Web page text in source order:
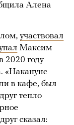
Алена
участвовал
Максим
2020 году
«Накануне
в кафе, был
тепло
сказал: